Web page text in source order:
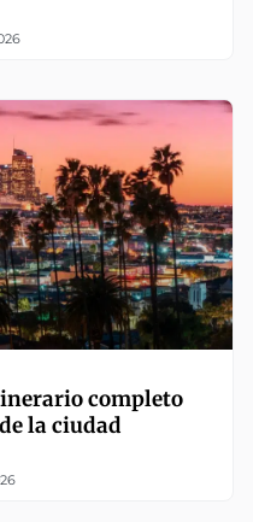
completo
la ciudad